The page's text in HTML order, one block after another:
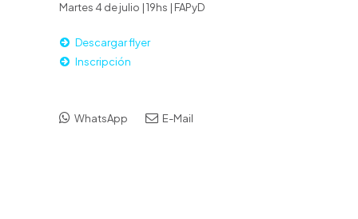
Martes 4 de julio | 19hs | FAPyD
Descargar flyer
Inscripción
WhatsApp E-Mail